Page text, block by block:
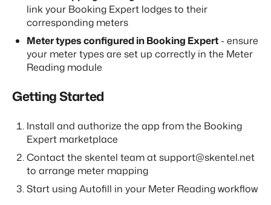
BEX Übersicht
Entdecke die unzähligen Vorteile der Booking Experts
Plattform.
Für Ferienparks
Entdecke die Vorteile von Booking Experts für Ferienparks.
Mach die Plattform zu deiner eigenen mithilfe der
Anbindung zu anderen Systemen.
Praktische Tipps für die wichtigsten
Buchungswochen des Jahres.
Zum Blog
DIGITALER ZUGANG
Schlüsselloser Zugang bei Camping de
Kundenstory lesen
link your Booking Expert lodges to their
corresponding meters
Meter types configured in Booking Expert- ensure
your meter types are set up correctly in the Meter
Reading module
Getting Started
Install and authorize the app from the Booking
Expert marketplace
Contact the skentel team at support@skentel.net
to arrange meter mapping
Start using Autofill in your Meter Reading workflow